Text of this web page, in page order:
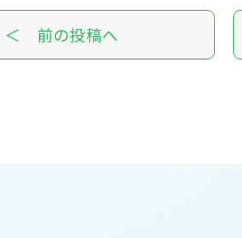
＜ 前の投稿へ